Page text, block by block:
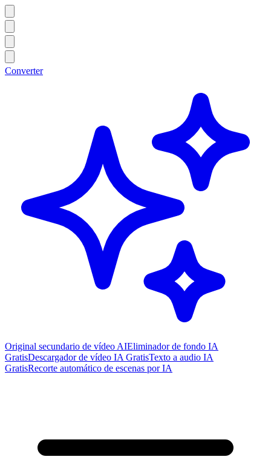
Converter
Original secundario de vídeo AIEliminador de fondo IA
GratisDescargador de vídeo IA GratisTexto a audio IA
GratisRecorte automático de escenas por IA